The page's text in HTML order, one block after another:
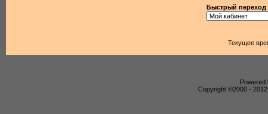
Быстрый переход
Текущее
Powered
Copyright ©2000 -